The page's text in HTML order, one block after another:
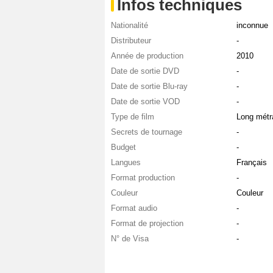
Infos techniques
Nationalité
inconnue
Distributeur
-
Année de production
2010
Date de sortie DVD
-
Date de sortie Blu-ray
-
Date de sortie VOD
-
Type de film
Long
Secrets de tournage
-
Budget
-
Langues
Français
Format production
-
Couleur
Couleur
Format audio
-
Format de projection
-
N° de Visa
-